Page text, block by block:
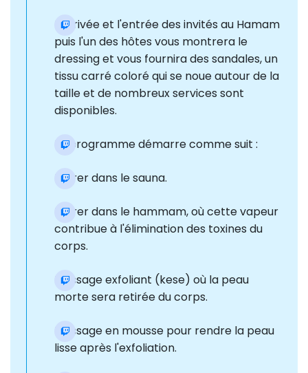
L'arrivée et l'entrée des invités au Hamam
puis l'un des hôtes vous montrera le
dressing et vous fournira des sandales, un
tissu carré coloré qui se noue autour de la
taille et de nombreux services sont
disponibles.
Le programme démarre comme suit :
Entrer dans le sauna.
Entrer dans le hammam, où cette vapeur
contribue à l'élimination des toxines du
corps.
Massage exfoliant (kese) où la peau
morte sera retirée du corps.
Massage en mousse pour rendre la peau
lisse après l'exfoliation.